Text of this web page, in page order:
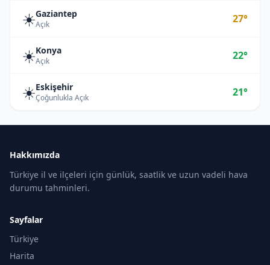
☀️Gaziantep
Açık 27°
☀️Konya
Açık 22°
☀️Eskişehir
Çoğunlukla Açık 21°
Hakkımızda
Türkiye il ve ilçeleri için günlük, saatlik ve uzun vadeli hava
durumu tahminleri.
Sayfalar
Türkiye
Harita